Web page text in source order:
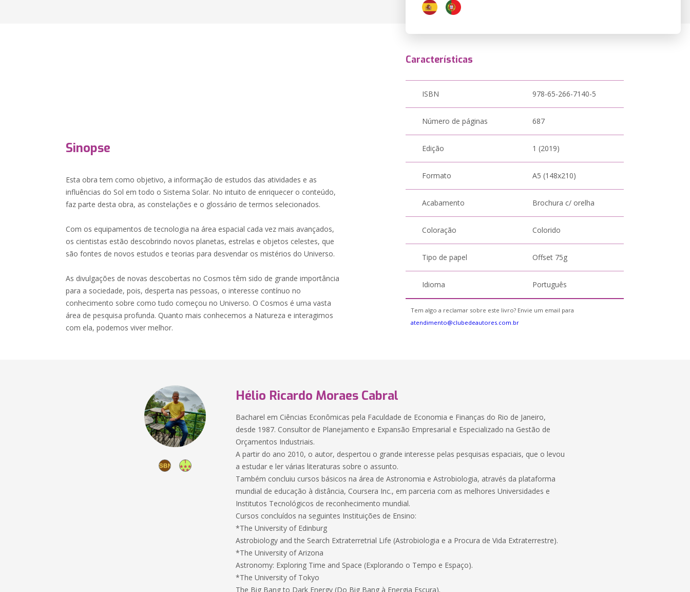
Sinopse
Esta obra tem como objetivo, a informação de estudos das atividades e as
influências do Sol em todo o Sistema Solar. No intuito de enriquecer o conteúdo,
faz parte desta obra, as constelações e o glossário de termos selecionados.
Com os equipamentos de tecnologia na área espacial cada vez mais avançados,
os cientistas estão descobrindo novos planetas, estrelas e objetos celestes, que
são fontes de novos estudos e teorias para desvendar os mistérios do Universo.
As divulgações de novas descobertas no Cosmos têm sido de grande importância
para a sociedade, pois, desperta nas pessoas, o interesse contínuo no
conhecimento sobre como tudo começou no Universo. O Cosmos é uma vasta
área de pesquisa profunda. Quanto mais conhecemos a Natureza e interagimos
com ela, podemos viver melhor.
Características
ISBN 978-65-266-7140-5
Número de páginas 687
Edição 1 (2019)
Formato A5 (148x210)
Acabamento Brochura c/ orelha
Coloração Colorido
Tipo de papel Offset 75g
Idioma Português
Tem algo a reclamar sobre este livro? Envie um email para
atendimento@clubedeautores.com.br
Hélio Ricardo Moraes Cabral
Bacharel em Ciências Econômicas pela Faculdade de Economia e Finanças do Rio de Janeiro,
desde 1987. Consultor de Planejamento e Expansão Empresarial e Especializado na Gestão de
Orçamentos Industriais.
A partir do ano 2010, o autor, despertou o grande interesse pelas pesquisas espaciais, que o levou
a estudar e ler várias literaturas sobre o assunto.
Também concluiu cursos básicos na área de Astronomia e Astrobiologia, através da plataforma
mundial de educação à distância, Coursera Inc., em parceria com as melhores Universidades e
Institutos Tecnológicos de reconhecimento mundial.
Cursos concluídos na seguintes Instituições de Ensino:
*The University of Edinburg
Astrobiology and the Search Extraterretrial Life (Astrobiologia e a Procura de Vida Extraterrestre).
*The University of Arizona
Astronomy: Exploring Time and Space (Explorando o Tempo e Espaço).
*The University of Tokyo
The Big Bang to Dark Energy (Do Big Bang à Energia Escura).